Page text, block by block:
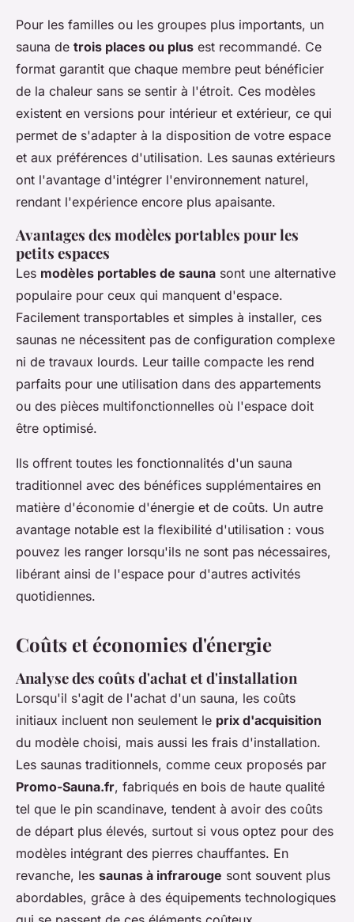
Pour les familles ou les groupes plus importants, un
sauna de trois places ou plus est recommandé. Ce
format garantit que chaque membre peut bénéficier
de la chaleur sans se sentir à l'étroit. Ces modèles
existent en versions pour intérieur et extérieur, ce qui
permet de s'adapter à la disposition de votre espace
et aux préférences d'utilisation. Les saunas extérieurs
ont l'avantage d'intégrer l'environnement naturel,
rendant l'expérience encore plus apaisante.
Avantages des modèles portables pour les
petits espaces
Les modèles portables de sauna sont une alternative
populaire pour ceux qui manquent d'espace.
Facilement transportables et simples à installer, ces
saunas ne nécessitent pas de configuration complexe
ni de travaux lourds. Leur taille compacte les rend
parfaits pour une utilisation dans des appartements
ou des pièces multifonctionnelles où l'espace doit
être optimisé.
Ils offrent toutes les fonctionnalités d'un sauna
traditionnel avec des bénéfices supplémentaires en
matière d'économie d'énergie et de coûts. Un autre
avantage notable est la flexibilité d'utilisation : vous
pouvez les ranger lorsqu'ils ne sont pas nécessaires,
libérant ainsi de l'espace pour d'autres activités
quotidiennes.
Coûts et économies d'énergie
Analyse des coûts d'achat et d'installation
Lorsqu'il s'agit de l'achat d'un sauna, les coûts
initiaux incluent non seulement le prix d'acquisition
du modèle choisi, mais aussi les frais d'installation.
Les saunas traditionnels, comme ceux proposés par
Promo-Sauna.fr, fabriqués en bois de haute qualité
tel que le pin scandinave, tendent à avoir des coûts
de départ plus élevés, surtout si vous optez pour des
modèles intégrant des pierres chauffantes. En
revanche, les saunas à infrarouge sont souvent plus
abordables, grâce à des équipements technologiques